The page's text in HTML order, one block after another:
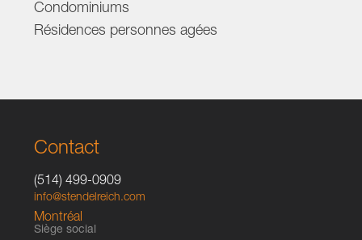
Condominiums
Résidences personnes agées
Contact
(514) 499-0909
info@stendelreich.com
Montréal
Siège social